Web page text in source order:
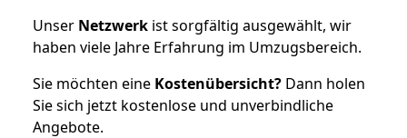
Unser Netzwerk ist sorgfältig ausgewählt, wir
haben viele Jahre Erfahrung im Umzugsbereich.
Sie möchten eine Kostenübersicht? Dann holen
Sie sich jetzt kostenlose und unverbindliche
Angebote.